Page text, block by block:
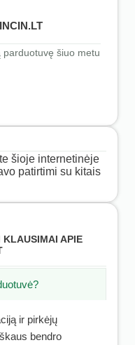
šiuo metu
šioje internetinėje
patirtimi su kitais
KLAUSIMAI APIE
ir pirkėjų
bendro